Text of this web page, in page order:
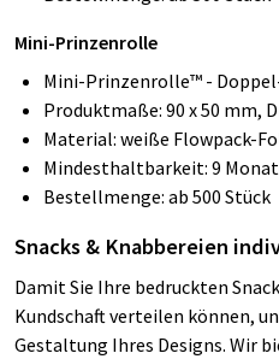
Mini-Prinzenrolle
Mini-Prinzenrolle™ -
Produktmaße: 90 x 50 mm,
Material: weiße Flowpack-
Mindesthaltbarkeit: 9
Bestellmenge: ab 500 Stück
Snacks & Knabbereien
Damit Sie Ihre bedruckten
Kundschaft verteilen können,
Gestaltung Ihres Designs. Wir